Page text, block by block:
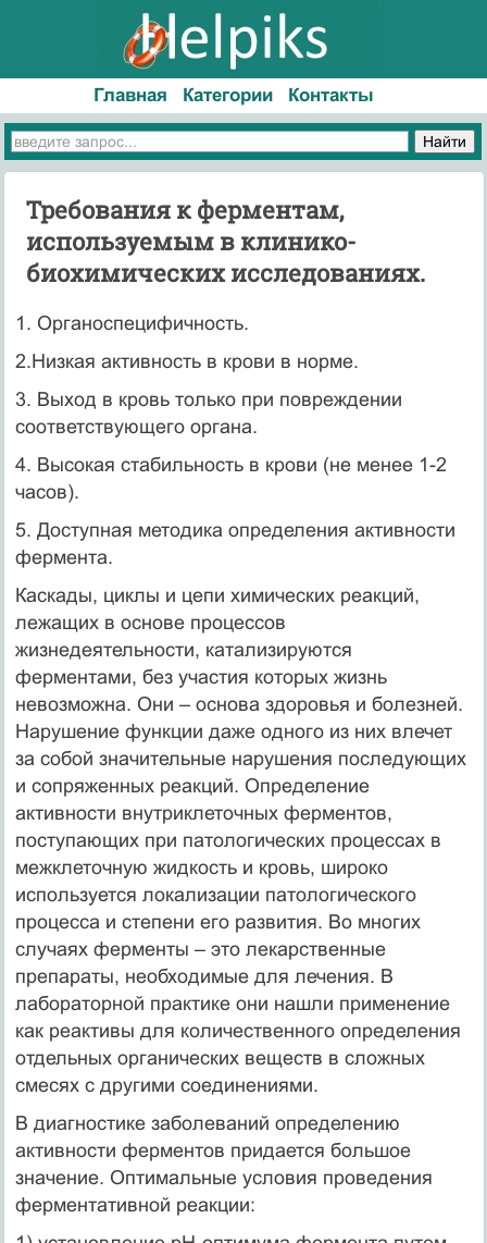
Главная Категории Контакты
Требования к ферментам,
используемым в клинико-
биохимических исследованиях.
1. Органоспецифичность.
2.Низкая активность в крови в норме.
3. Выход в кровь только при повреждении
соответствующего органа.
4. Высокая стабильность в крови (не менее 1-2
часов).
5. Доступная методика определения активности
фермента.
Каскады, циклы и цепи химических реакций,
лежащих в основе процессов
жизнедеятельности, катализируются
ферментами, без участия которых жизнь
невозможна. Они – основа здоровья и болезней.
Нарушение функции даже одного из них влечет
за собой значительные нарушения последующих
и сопряженных реакций. Определение
активности внутриклеточных ферментов,
поступающих при патологических процессах в
межклеточную жидкость и кровь, широко
используется локализации патологического
процесса и степени его развития. Во многих
случаях ферменты – это лекарственные
препараты, необходимые для лечения. В
лабораторной практике они нашли применение
как реактивы для количественного определения
отдельных органических веществ в сложных
смесях с другими соединениями.
В диагностике заболеваний определению
активности ферментов придается большое
значение. Оптимальные условия проведения
ферментативной реакции: